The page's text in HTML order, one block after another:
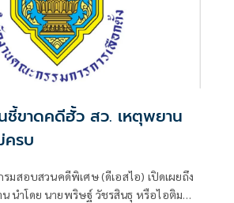
ชี้ขาดคดีฮั้ว สว. เหตุพยาน
ครบ
รมสอบสวนคดีพิเศษ (ดีเอสไอ) เปิดเผยถึง
นำโดย นายพริษฐ์ วัชรสินธุ หรือไอติม